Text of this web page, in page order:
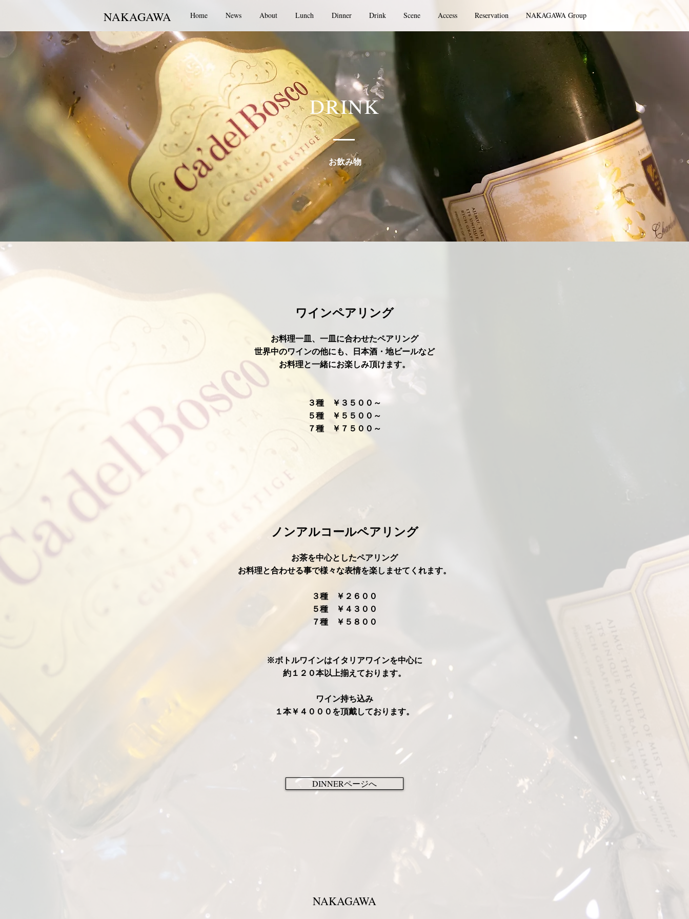
NAKAGAWA Home News About Lunch Dinner Drink Scene Access Reservation NAKAGAWA Group
DRINK
お飲み物
ワインペアリング
お料理一皿、一皿に合わせたペアリング
世界中のワインの他にも、日本酒・地ビールなど
お料理と一緒にお楽しみ頂けます。
３種 ￥３５００～
５種 ￥５５００～
７種 ￥７５００～
ノンアルコールペアリング
お茶を中心としたペアリング
お料理と合わせる事で様々な表情を楽しませてくれます。
３種 ￥２６００
５種 ￥４３００
７種 ￥５８００
※ボトルワインはイタリアワインを中心に
約１２０本以上揃えております。
​ワイン持ち込み
１本￥４０００を頂戴しております。
DINNERページへ
NAKAGAWA